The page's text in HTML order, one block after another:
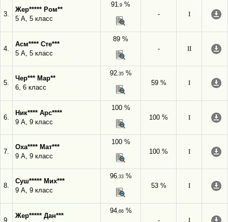
3.
Жер***** Ром**
5 А, 5 класс
91,9 %
-
I
4.
Асм**** Сте***
5 А, 5 класс
89 %
-
II
5.
Чер*** Мар**
6, 6 класс
92,35%
59 %
I
6.
Ник**** Арс****
9 А, 9 класс
100 %
100 %
I
7.
Оха**** Мат***
9 А, 9 класс
100 %
100 %
I
8.
Суш***** Мих***
9 А, 9 класс
96,33%
53 %
I
9.
Жер***** Дан***
94,66%
-
I